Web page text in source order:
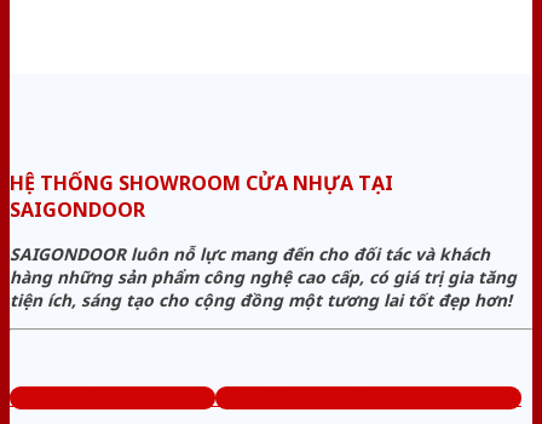
HỆ THỐNG SHOWROOM CỬA NHỰA TẠI
SAIGONDOOR
SAIGONDOOR luôn nỗ lực mang đến cho đối tác và khách
hàng những sản phẩm công nghệ cao cấp, có giá trị gia tăng
tiện ích, sáng tạo cho cộng đồng một tương lai tốt đẹp hơn!
www.baogiacuanhua.com Tổng đài tư vấn miễn phí: 0824.400.400